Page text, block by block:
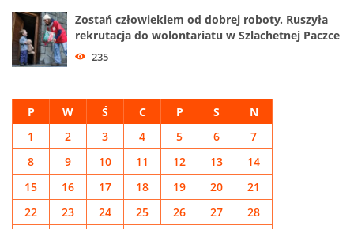
Zostań człowiekiem od dobrej roboty. Ruszyła
rekrutacja do wolontariatu w Szlachetnej Paczce
235
P W Ś C P S N
1 2 3 4 5 6
7
8
9 10 11 12 13
14
15
16 17 18 19 20
21
22
23 24 25 26 27
28